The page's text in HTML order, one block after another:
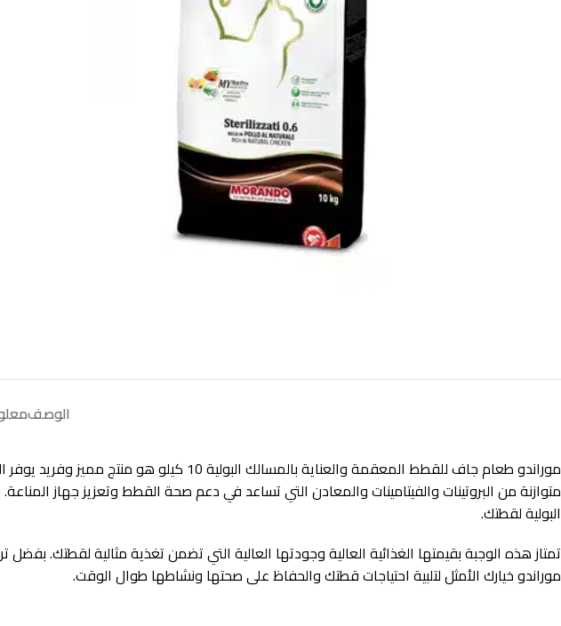
الوصف
موراندو طعام جاف للقطط المعقمة والعناية
متوازنة من البروتينات والفيتامينات والمعادن التي تساعد في دعم صحة القطط وتعزيز جهاز
البولية لقطتك.
تمتاز هذه الوجبة بقيمتها الغذائية العالية وجودتها العالية التي تضمن تغذية مثالية لقطتك.
موراندو خيارك الأمثل لتلبية احتياجات قطتك والحفاظ على صحتها ونشاطها طوال الوقت.